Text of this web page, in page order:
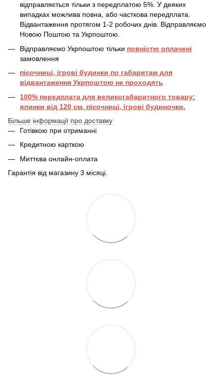
відправляється тільки з передплатою 5%. У деяких
випадках можлива повна, або часткова передплата.
Відвантаження протягом 1-2 робочих днів. Відправляємо
Новою Поштою та Укрпоштою.
Відправляємо Укрпоштою тільки повністю оплачені
замовлення
пісочниці, ігрові будинки по габаритам для
відвантаження Укрпоштою не проходять
100% передплата для великогабаритного товару:
ялинки від 120 см, пісочниці, ігрові будиночки.
Більше інформації про доставку
Готівкою при отриманні
Кредитною карткою
Миттєва онлайн-оплата
Гарантія від магазину 3 місяці.